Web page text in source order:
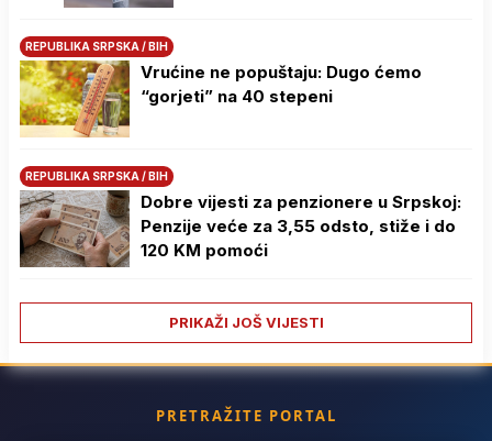
REPUBLIKA SRPSKA / BIH
Vrućine ne popuštaju: Dugo ćemo
“gorjeti” na 40 stepeni
REPUBLIKA SRPSKA / BIH
Dobre vijesti za penzionere u Srpskoj:
Penzije veće za 3,55 odsto, stiže i do
120 KM pomoći
PRIKAŽI JOŠ VIJESTI
PRETRAŽITE PORTAL